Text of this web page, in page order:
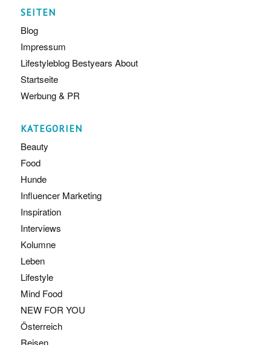
SEITEN
Blog
Impressum
Lifestyleblog Bestyears About
Startseite
Werbung & PR
KATEGORIEN
Beauty
Food
Hunde
Influencer Marketing
Inspiration
Interviews
Kolumne
Leben
Lifestyle
Mind Food
NEW FOR YOU
Österreich
Reisen